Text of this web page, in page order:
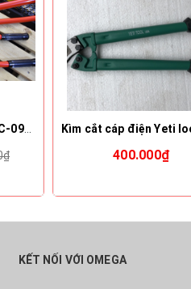
Kìm cộng lực 30 inch BC-0975, loại heavy duty 750mm, MCC Japan
400.000₫
KẾT NỐI VỚI OMEGA